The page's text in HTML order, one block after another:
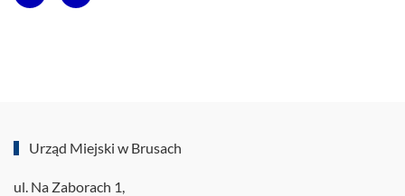
Urząd Miejski w Brusach
ul. Na Zaborach 1,